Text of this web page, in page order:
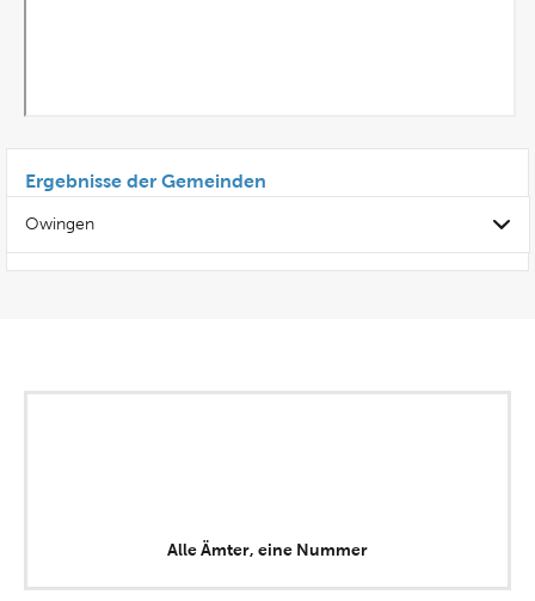
Ergebnisse der Gemeinden
Owingen
Alle Ämter, eine Nummer